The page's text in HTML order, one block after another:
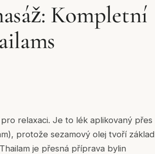
Kompletní
relaxaci. Je to lék aplikovaný přes
protože sezamový olej tvoří základ
je přesná příprava bylin